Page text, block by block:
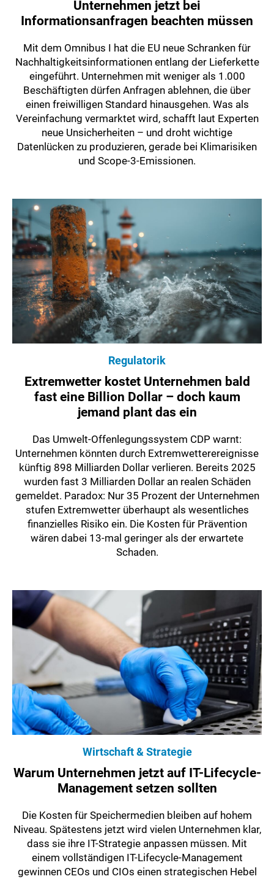
Unternehmen jetzt bei
Informationsanfragen beachten müssen
Mit dem Omnibus I hat die EU neue Schranken für
Nachhaltigkeitsinformationen entlang der Lieferkette
eingeführt. Unternehmen mit weniger als 1.000
Beschäftigten dürfen Anfragen ablehnen, die über
einen freiwilligen Standard hinausgehen. Was als
Vereinfachung vermarktet wird, schafft laut Experten
neue Unsicherheiten – und droht wichtige
Datenlücken zu produzieren, gerade bei Klimarisiken
und Scope-3-Emissionen.
Regulatorik
Extremwetter kostet Unternehmen bald
fast eine Billion Dollar – doch kaum
jemand plant das ein
Das Umwelt-Offenlegungssystem CDP warnt:
Unternehmen könnten durch Extremwetterereignisse
künftig 898 Milliarden Dollar verlieren. Bereits 2025
wurden fast 3 Milliarden Dollar an realen Schäden
gemeldet. Paradox: Nur 35 Prozent der Unternehmen
stufen Extremwetter überhaupt als wesentliches
finanzielles Risiko ein. Die Kosten für Prävention
wären dabei 13-mal geringer als der erwartete
Schaden.
Wirtschaft & Strategie
Warum Unternehmen jetzt auf IT-Lifecycle-
Management setzen sollten
Die Kosten für Speichermedien bleiben auf hohem
Niveau. Spätestens jetzt wird vielen Unternehmen klar,
dass sie ihre IT-Strategie anpassen müssen. Mit
einem vollständigen IT-Lifecycle-Management
gewinnen CEOs und CIOs einen strategischen Hebel